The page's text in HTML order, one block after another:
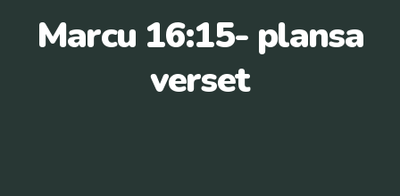
Marcu 16:15- plansa
verset